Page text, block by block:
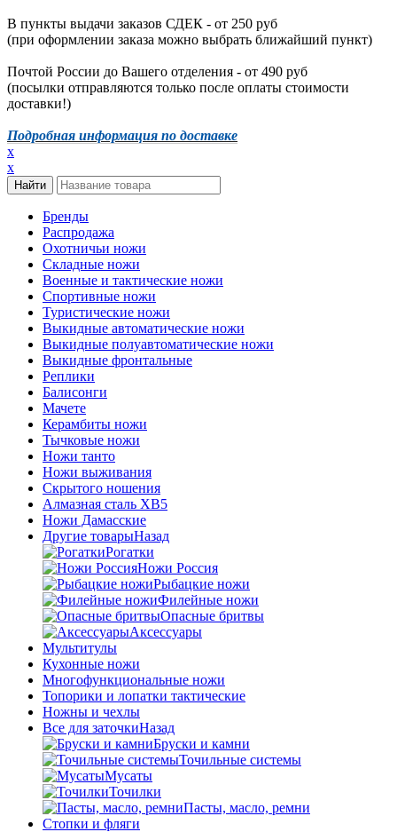
В пункты выдачи заказов СДЕК - от 250 руб
(при оформлении заказа можно выбрать ближайший пункт)
Почтой России до Вашего отделения - от 490 руб
(посылки отправляются только после оплаты стоимости
доставки!)
Подробная информация по доставке
x
x
Бренды
Распродажа
Охотничьи ножи
Складные ножи
Военные и тактические ножи
Спортивные ножи
Туристические ножи
Выкидные автоматические ножи
Выкидные полуавтоматические ножи
Выкидные фронтальные
Реплики
Балисонги
Мачете
Керамбиты ножи
Тычковые ножи
Ножи танто
Ножи выживания
Скрытого ношения
Алмазная сталь ХВ5
Ножи Дамасские
Другие товарыНазад
Рогатки
Ножи Россия
Рыбацкие ножи
Филейные ножи
Опасные бритвы
Аксессуары
Мультитулы
Кухонные ножи
Многофункциональные ножи
Топорики и лопатки тактические
Ножны и чехлы
Все для заточкиНазад
Бруски и камни
Точильные системы
Мусаты
Точилки
Пасты, масло, ремни
Стопки и фляги